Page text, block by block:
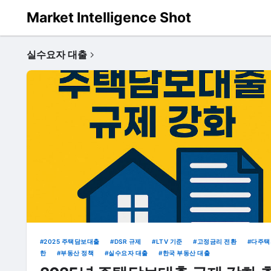
Market Intelligence Shot
실수요자 대출
2025 주택담보대출 DSR 규제 LTV 기준 고정금리 전환
다주
한
부동산 정책 실수요자 대출 한국 부동산 대출